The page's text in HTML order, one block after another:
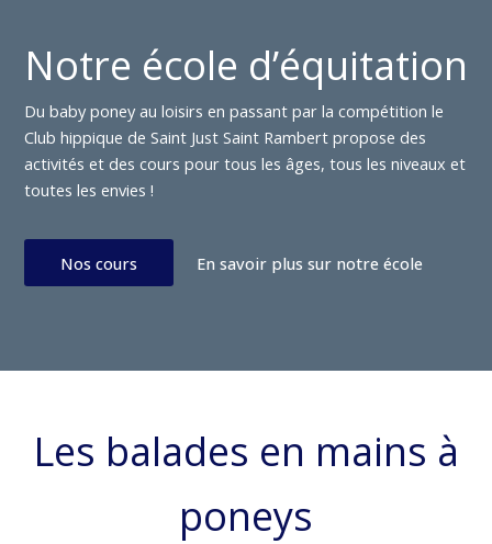
Notre école d’équitation
Du baby poney au loisirs en passant par la compétition le
Club hippique de Saint Just Saint Rambert propose des
activités et des cours pour tous les âges, tous les niveaux et
toutes les envies !
Nos cours En savoir plus sur notre école
Les balades en mains à
poneys